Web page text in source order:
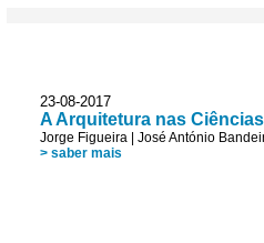
23-08-2017
A Arquitetura nas
Jorge Figueira
José António
> saber mais